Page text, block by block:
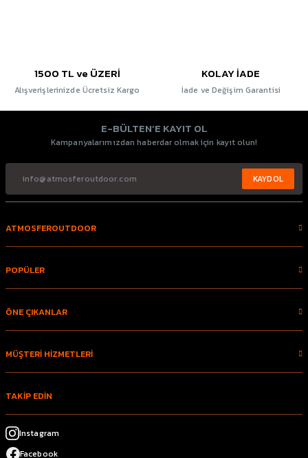
1500 TL ve ÜZERİ
Alışverişlerinizde Ücretsiz Kargo
KOLAY İADE
İade ve Değişim Garantisi
E-BÜLTEN’E KAYIT OL
Kampanyalarımızdan haberdar olmak için kayıt olun!
KAYDOL
ATMOSFEROUTDOOR
POPÜLER
ÖNE ÇIKANLAR
MÜŞTERİ HİZMETLERİ
TAKİP EDİN
Instagram
Facebook